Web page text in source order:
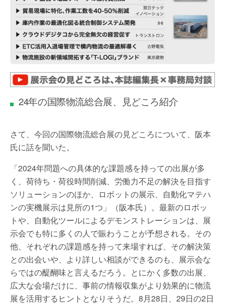
24年の国際物流総合展、見どころ紹介
さて、今回の国際物流総合展の見どころについて、阪本
氏に話を聞いた。
「2024年問題への具体的な課題感を持っての出展が多
く、荷待ち・荷役時間削減、労働力不足の解決を目指す
ソリューションのほか、ロボットの展示、自動化マテハ
ンの実機展示は見所の1つ」（阪本氏）。最新のロボッ
トや、自動化ツールによるデモンストレーションは、展
示会でも特に多くの人で賑わうことが予想される。その
他、それぞれの課題感を持って来場すれば、その解決策
との出会いや、より詳しい相談ができるのも、展示会な
らではの醍醐味と言えるだろう。とにかく多数の出展、
広大な会場だけに、事前の情報収集がより効果的に物流
展を活用するヒントとなりそうだ。8月28日、29日の2日